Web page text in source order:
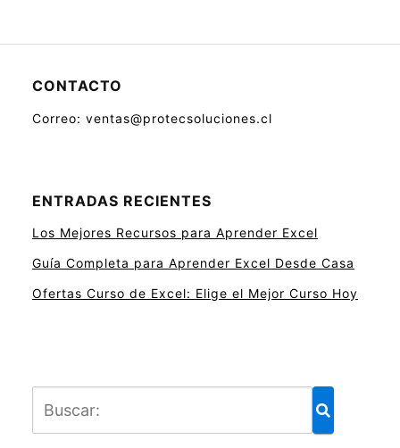
CONTACTO
Correo: ventas@protecsoluciones.cl
ENTRADAS RECIENTES
Los Mejores Recursos para Aprender Excel
Guía Completa para Aprender Excel Desde Casa
Ofertas Curso de Excel: Elige el Mejor Curso Hoy